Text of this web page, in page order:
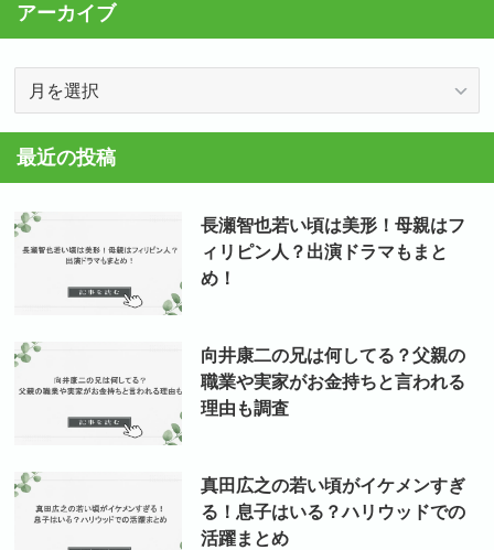
アーカイブ
カ
イ
最近の投稿
長瀬智也若い頃は美形！母親はフ
ィリピン人？出演ドラマもまと
め！
向井康二の兄は何してる？父親の
職業や実家がお金持ちと言われる
理由も調査
真田広之の若い頃がイケメンすぎ
る！息子はいる？ハリウッドでの
活躍まとめ